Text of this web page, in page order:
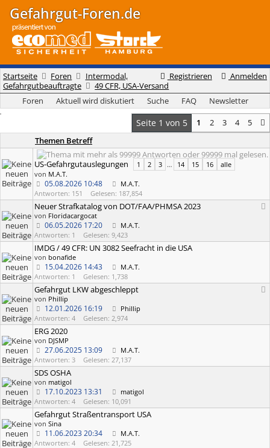
Gefahrgut-Foren.de
Registrieren Anmelden
Startseite Foren
Intermodal,
Gefahrgutbeauftragte
49 CFR, USA-Versand
Foren
Aktuell wird diskutiert Suche FAQ Newsletter
Seite 1 von 5 1 2 3 4
5
Themen Betreff
US-Gefahrgutauslegungen 1 2 3 … 14 15 16
alle
von M.A.T.
05.08.2026 10:48
M.A.T.
Antworten: 151
Gelesen: 187,854
Neuer Strafkatalog von DOT/FAA/PHMSA 2023
von Floridacargocat
06.05.2026 17:20
M.A.T.
Antworten: 1
Gelesen: 9,423
IMDG / 49 CFR: UN 3082 Seefracht in die USA
von bonafide
15.04.2026 14:43
M.A.T.
Antworten: 1
Gelesen: 1,738
Gefahrgut LKW abgeschleppt
von Phillip
12.01.2026 16:19
Phillip
Antworten: 4
Gelesen: 2,974
ERG 2020
von DJSMP
27.06.2025 13:09
M.A.T.
Antworten: 3
Gelesen: 27,137
SDS OSHA
von matigol
17.10.2023 13:31
matigol
Antworten: 4
Gelesen: 10,091
Gefahrgut Straßentransport USA
von Sina
11.06.202320:34
M.A.T.
Antworten: 4
Gelesen: 21,725